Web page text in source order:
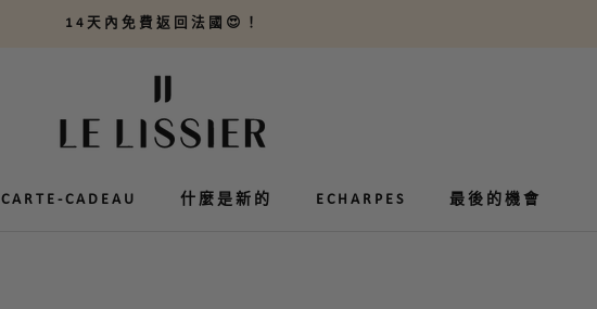
14天內免費返回法國😍！
CARTE-CADEAU
CARTE-CADEAU 什麼是新的 ECHARPES
ECHARPES 最後的機會
最後的機會